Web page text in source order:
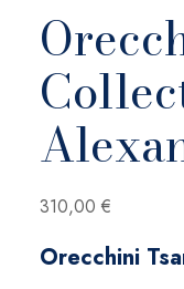
310,00 €
Orecchini